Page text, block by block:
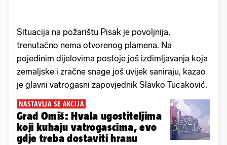
Situacija na požarištu Pisak je povoljnija,
trenutačno nema otvorenog plamena. Na
pojedinim dijelovima postoje još izdimljavanja koja
zemaljske i zračne snage još uvijek saniraju, kazao
je glavni vatrogasni zapovjednik Slavko Tucaković.
NASTAVLJA SE AKCIJA
Grad Omiš: Hvala ugostiteljima
koji kuhaju vatrogascima, evo
gdje treba dostaviti hranu